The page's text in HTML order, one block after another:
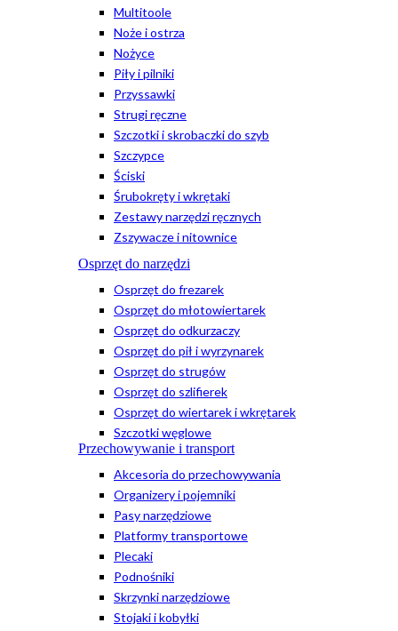
Multitoole
Noże i ostrza
Nożyce
Piły i pilniki
Przyssawki
Strugi ręczne
Szczotki i skrobaczki do szyb
Szczypce
Ściski
Śrubokręty i wkrętaki
Zestawy narzędzi ręcznych
Zszywacze i nitownice
Osprzęt do narzędzi
Osprzęt do frezarek
Osprzęt do młotowiertarek
Osprzęt do odkurzaczy
Osprzęt do pił i wyrzynarek
Osprzęt do strugów
Osprzęt do szlifierek
Osprzęt do wiertarek i wkrętarek
Szczotki węglowe
Przechowywanie i transport
Akcesoria do przechowywania
Organizery i pojemniki
Pasy narzędziowe
Platformy transportowe
Plecaki
Podnośniki
Skrzynki narzędziowe
Stojaki i kobyłki